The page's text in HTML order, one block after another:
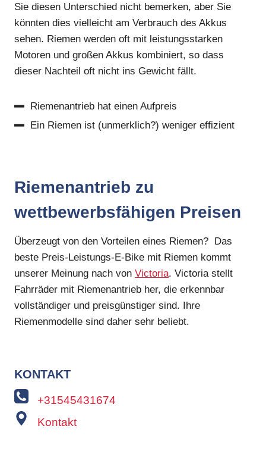
Sie diesen Unterschied nicht bemerken, aber Sie
könnten dies vielleicht am Verbrauch des Akkus
sehen. Riemen werden oft mit leistungsstarken
Motoren und großen Akkus kombiniert, so dass
dieser Nachteil oft nicht ins Gewicht fällt.
Riemenantrieb hat einen Aufpreis
Ein Riemen ist (unmerklich?) weniger effizient
Riemenantrieb zu
wettbewerbsfähigen Preisen
Überzeugt von den Vorteilen eines Riemen? Das
beste Preis-Leistungs-E-Bike mit Riemen kommt
unserer Meinung nach von Victoria. Victoria stellt
Fahrräder mit Riemenantrieb her, die erkennbar
vollständiger und preisgünstiger sind. Ihre
Riemenmodelle sind daher sehr beliebt.
KONTAKT
+31545431674
Kontakt